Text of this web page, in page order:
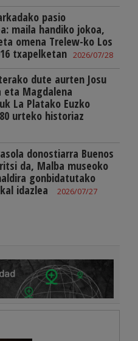
pasio
maila handiko jokoa,
omena Trelew-ko Los
txapelketan 2026/07/28
dute aurten Josu
eta Magdalena
La Platako Euzko
urteko historiaz
donostiarra Buenos
da, Malba museoko
gonbidatutako
idazlea
2026/07/27